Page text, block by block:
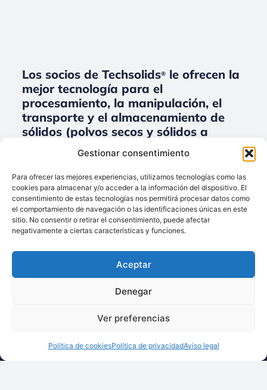
Gestionar consentimiento
Para ofrecer las mejores experiencias, utilizamos tecnologías como las
cookies para almacenar y/o acceder a la información del dispositivo. El
consentimiento de estas tecnologías nos permitirá procesar datos como
el comportamiento de navegación o las identificaciones únicas en este
sitio. No consentir o retirar el consentimiento, puede afectar
negativamente a ciertas características y funciones.
Aceptar
Denegar
Ver preferencias
Política de cookiesPolítica de privacidadAviso legal
Los socios de Techsolids®le ofrecen la
mejor tecnología para el
procesamiento, la manipulación, el
transporte y el almacenamiento de
sólidos (polvos secos y sólidos a
granel) para Conductos/ Tuberías.
Techsolids®está
empresas que
servicios para el
procesamiento de
Llámenos:
+34 93 238 68 68
Dónde estamos:
C/ Francisco Giner,
08012 Barcelona
Escríbanos:
info@techsolids.com
Síganos en redes